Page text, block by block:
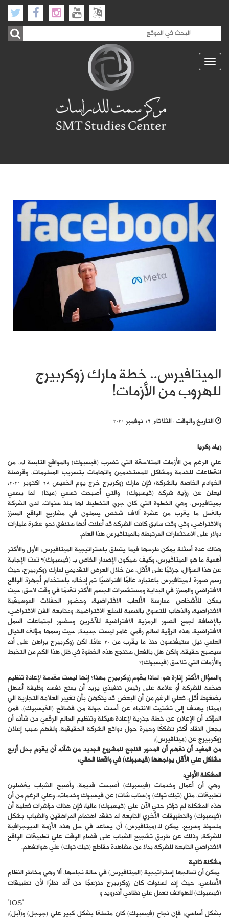
Toggle
navigation
الميتافيرس.. خطة مارك زوكربيرج
للهروب من الأزمات!
التاريخ والوقت :الثلاثاء, 16 نوفمبر 2021
زياد زكريا
علي الرغم من الأزمات المتلاحقة التي تضرب (فيسبوك) والمواقع التابعة له، من
انقطاعات للخدمة ومشاكل للمستخدمين واتهامات بتسريب المعلومات، وقرصنة
الخوادم الخاصة بالشركة؛ فإن مارك زوكربرج خرج يوم الخميس 28 اكتوبر 2021،
ليعلن عن رؤية شركة (فيسبوك) -والتي أصبحت تسمي (ميتا)- لما يسمي
بميتافيرس، وهي الخطوة التي كان جري التخطيط لها منذ سنوات. لدى الشركة
بالفعل ما يقرب من عشرة آلاف شخص يعملون في مشاريع الواقع المعزز
والافتراضي، وفي وقت سابق كانت الشركة قد أعلنت أنها ستنفق نحو عشرة مليارات
دولار على الاستثمارات المرتبطة بالميتافيرس هذا العام.
هناك عدة أسئلة يمكن طرحها فيما يتعلق باستراتيجية الميتافيرس، الأول والأكثر
أهمية ما هو الميتافيرس، وكيف سيكون الإصدار الخاص بـ (فيسبوك)؟ تمت الإجابة
عن هذا السؤال، جزئيًا على الأقل، من خلال العرض التقديمي لمارك زوكربيرج، حيث
رسم صورة لـميتافيرس باعتباره عالمًا افتراضيًا تم إدخاله باستخدام أجهزة الواقع
الافتراضي والمعزز في البداية ومستشعرات الجسم الأكثر تقدمًا في وقت لاحق، حيث
يمكن للأشخاص ممارسة الألعاب الافتراضية، وحضور الحفلات الموسيقية
الافتراضية، والذهاب للتسوق بالنسبة للسلع الافتراضية، ومتابعة الفن الافتراضي،
بالإضافة لجمع الصور الرمزية الافتراضية للآخرين وحضور اجتماعات العمل
الافتراضية. هذه الرؤية لعالم رقمي غامر ليست جديدة؛ حيث رسمها مؤلف الخيال
العلمي نيل ستيفنسون منذ ما يقرب من 30 عامًا، لكن زوكربيرج يراهن على أنه
سيصبح حقيقة. ولكن هل بالفعل ستنجح هذه الخطوة في ظل هذا الكم من التخبط
والأزمات التي تلاحق (فيسبوك)؟
والسؤال الأكثر إثارة هو: لماذا يقوم زوكربيرج بهذا؟ إنها ليست مقدمة لإعادة تنظيم
ضخمة للشركة أو علامة على رئيس تنفيذي يريد أن يمنح نفسه وظيفة أسهل
بضغوط أقل. فعلي الرغم من أن البعض قد يتكهن بأن تغيير العلامة التجارية الي
(ميتا) يهدف إلى تشتيت الانتباه عن أحدث جولة من فضائح (الفيسبوك)، فمن
المؤكد أن الإعلان عن خطة جذرية لإعادة هيكلة وتنظيم العالم الرقمي من شأنه أن
يجعل النقاد أكثر تشككًا وحيرة حول دوافع الشركة الحقيقية. ولفهم سبب إعلان
زوكربيرج عن (ميتافيرس)،
من المفيد أن نفهم أن المحور الناجح للمشروع الجديد من شأنه أن يقوم بحل أربع
مشاكل علي الأقل يواجهها (فيسبوك) في واقعنا الحالي:
المشكلة الأولي،
وهي أن أعمال وخدمات (فيسبوك) أصبحت قديمة، وأصبح الشباب يفضلون
تطبيقات، مثل (تيك توك) و(سناب شات) عن فيسبوك وخدماته. وعلي الرغم من أن
هذه المشكلة لم تؤثر حتي الآن علي (فيسبوك) ماليا، فإن هناك مؤشرات فعلية أن
(فيسبوك) والتطبيقات الأخري التابعة له تفقد اهتمام المراهقين والشباب بشكل
ملحوظ وسريع. يمكن للـ(ميتافيرس) أن يساعد في حل هذه الأزمة الديوجرافية
للشركة؛ وذلك عن طريق تشجيع الشباب على قضاء الوقت علي تطبيقات الواقع
الافتراضي التابعة للشركة بدلا من مشاهدة مقاطع (تيك توك) علي هواتفهم.
مشكلة ثانية
يمكن أن تعالجها إستراتيجية (الميتافيرس) في حالة نجاحها، ألا وهي مخاطر النظام
الأساسي، حيث إنه لسنوات كان زوكربيرج منزعجًا من أنه نظرًا لأن تطبيقات
(فيسبوك) للهواتف تعمل علي نظامي أندرويد و
“IOS”
بشكل أساسي، فإن نجاح (فيسبوك) كان متعلقا بشكل كبير علي (جوجل) و(آبل)،